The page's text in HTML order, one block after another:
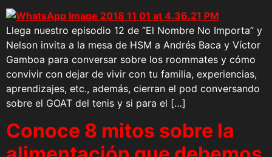
Llega nuestro episodio 12 de “El Nombre No Importa” y
Nelson invita a la mesa de HSM a Andrés Baca y Víctor
Gamboa para conversar sobre los roommates y cómo
convivir con dejar de vivir con tu familia, experiencias,
aprendizajes, etc., además, cierran el pod conversando
sobre el GOAT del tenis y si para el […]
Conoce 8 mitos sobre la